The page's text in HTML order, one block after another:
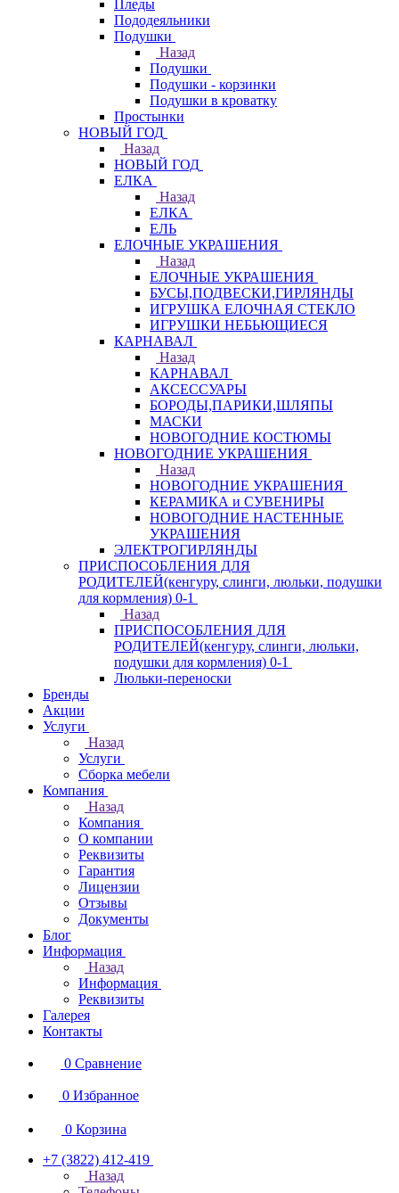
Пледы
Пододеяльники
Подушки
Назад
Подушки
Подушки - корзинки
Подушки в кроватку
Простынки
НОВЫЙ ГОД
Назад
НОВЫЙ ГОД
ЕЛКА
Назад
ЕЛКА
ЕЛЬ
ЕЛОЧНЫЕ УКРАШЕНИЯ
Назад
ЕЛОЧНЫЕ УКРАШЕНИЯ
БУСЫ,ПОДВЕСКИ,ГИРЛЯНДЫ
ИГРУШКА ЕЛОЧНАЯ СТЕКЛО
ИГРУШКИ НЕБЬЮЩИЕСЯ
КАРНАВАЛ
Назад
КАРНАВАЛ
АКСЕССУАРЫ
БОРОДЫ,ПАРИКИ,ШЛЯПЫ
МАСКИ
НОВОГОДНИЕ КОСТЮМЫ
НОВОГОДНИЕ УКРАШЕНИЯ
Назад
НОВОГОДНИЕ УКРАШЕНИЯ
КЕРАМИКА и СУВЕНИРЫ
НОВОГОДНИЕ НАСТЕННЫЕ
УКРАШЕНИЯ
ЭЛЕКТРОГИРЛЯНДЫ
ПРИСПОСОБЛЕНИЯ ДЛЯ
РОДИТЕЛЕЙ(кенгуру, слинги, люльки, подушки
для кормления) 0-1
Назад
ПРИСПОСОБЛЕНИЯ ДЛЯ
РОДИТЕЛЕЙ(кенгуру, слинги, люльки,
подушки для кормления) 0-1
Люльки-переноски
Бренды
Акции
Услуги
Назад
Услуги
Сборка мебели
Компания
Назад
Компания
О компании
Реквизиты
Гарантия
Лицензии
Отзывы
Документы
Блог
Информация
Назад
Информация
Реквизиты
Галерея
Контакты
0 Сравнение
0 Избранное
0 Корзина
+7 (3822) 412-419
Назад